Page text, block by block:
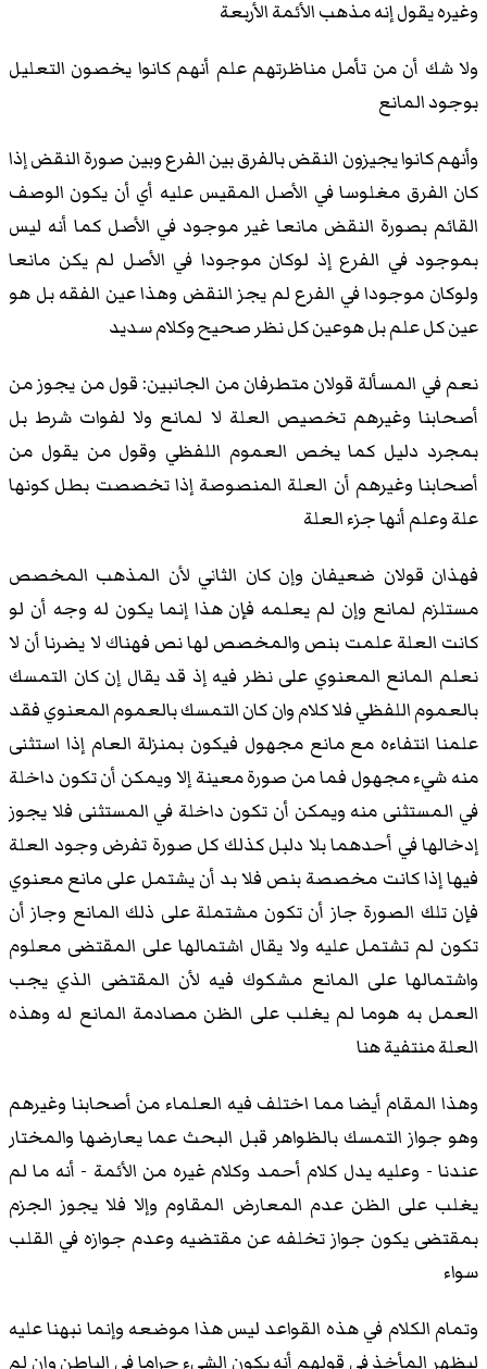
وغيره يقول إنه مذهب الأئمة الأربعة
ولا شك أن من تأمل مناظرتهم علم أنهم كانوا يخصون التعليل
بوجود المانع
وأنهم كانوا يجيزون النقض بالفرق بين الفرع وبين صورة النقض إذا
كان الفرق مغلوسا في الأصل المقيس عليه أي أن يكون الوصف
القائم بصورة النقض مانعا غير موجود في الأصل كما أنه ليس
بموجود في الفرع إذ لوكان موجودا في الأصل لم يكن مانعا
ولوكان موجودا في الفرع لم يجز النقض وهذا عين الفقه بل هو
عين كل علم بل هوعين كل نظر صحيح وكلام سديد
نعم في المسألة قولان متطرفان من الجانبين: قول من يجوز من
أصحابنا وغيرهم تخصيص العلة لا لمانع ولا لفوات شرط بل
بمجرد دليل كما يخص العموم اللفظي وقول من يقول من
أصحابنا وغيرهم أن العلة المنصوصة إذا تخصصت بطل كونها
علة وعلم أنها جزء العلة
فهذان قولان ضعيفان وإن كان الثاني لأن المذهب المخصص
مستلزم لمانع وإن لم يعلمه فإن هذا إنما يكون له وجه أن لو
كانت العلة علمت بنص والمخصص لها نص فهناك لا يضرنا أن لا
نعلم المانع المعنوي على نظر فيه إذ قد يقال إن كان التمسك
بالعموم اللفظي فلا كلام وان كان التمسك بالعموم المعنوي فقد
علمنا انتفاءه مع مانع مجهول فيكون بمنزلة العام إذا استثنى
منه شيء مجهول فما من صورة معينة إلا ويمكن أن تكون داخلة
في المستثنى منه ويمكن أن تكون داخلة في المستثنى فلا يجوز
إدخالها في أحدهما بلا دلبل كذلك كل صورة تفرض وجود العلة
فيها إذا كانت مخصصة بنص فلا بد أن يشتمل على مانع معنوي
فإن تلك الصورة جاز أن تكون مشتملة على ذلك المانع وجاز أن
تكون لم تشتمل عليه ولا يقال اشتمالها على المقتضى معلوم
واشتمالها على المانع مشكوك فيه لأن المقتضى الذي يجب
العمل به هوما لم يغلب على الظن مصادمة المانع له وهذه
العلة منتفية هنا
وهذا المقام أيضا مما اختلف فيه العلماء من أصحابنا وغيرهم
وهو جواز التمسك بالظواهر قبل البحث عما يعارضها والمختار
عندنا - وعليه يدل كلام أحمد وكلام غيره من الأئمة - أنه ما لم
يغلب على الظن عدم المعارض المقاوم وإلا فلا يجوز الجزم
بمقتضى يكون جواز تخلفه عن مقتضيه وعدم جوازه في القلب
سواء
وتمام الكلام في هذه القواعد ليس هذا موضعه وإنما نبهنا عليه
ليظهر المأخذ في قولهم أنه يكون الشيء حراما في الباطن وإن لم